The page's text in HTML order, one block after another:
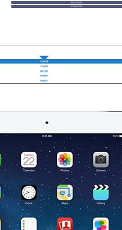
指纹认证管控系统
共享自助打印系统
产品详情
产品参数
服务优势
保修服务
保修项目